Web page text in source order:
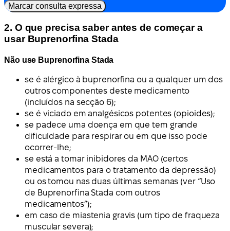
Marcar consulta expressa
2. O que precisa saber antes de começar a
usar Buprenorfina Stada
Não use Buprenorfina Stada
se é alérgico à buprenorfina ou a qualquer um dos
outros componentes deste medicamento
(incluídos na secção 6);
se é viciado em analgésicos potentes (opioides);
se padece uma doença em que tem grande
dificuldade para respirar ou em que isso pode
ocorrer-lhe;
se está a tomar inibidores da MAO (certos
medicamentos para o tratamento da depressão)
ou os tomou nas duas últimas semanas (ver “Uso
de Buprenorfina Stada com outros
medicamentos”);
em caso de miastenia gravis (um tipo de fraqueza
muscular severa);